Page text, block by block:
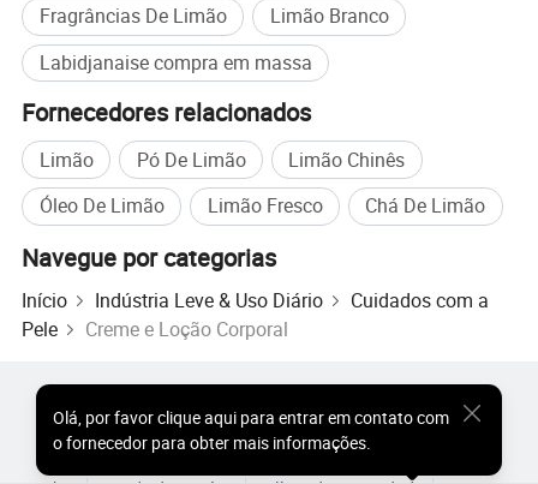
Fragrâncias De Limão
Limão Branco
Labidjanaise compra em massa
Fornecedores relacionados
Limão Pó De Limão
Limão Chinês
Óleo De Limão
Limão Fresco Chá De Limão
Navegue por categorias
Início Indústria Leve & Uso Diário
Cuidados com a
Pele
Creme e Loção Corporal
Olá, por favor clique aqui para entrar em contato com
o fornecedor para obter mais informações.
Produtos Quentes por Atacado
Comprador de Estrela
Percepções